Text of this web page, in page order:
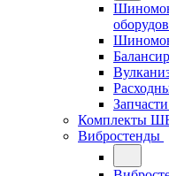
Комплекты
Вибростенды